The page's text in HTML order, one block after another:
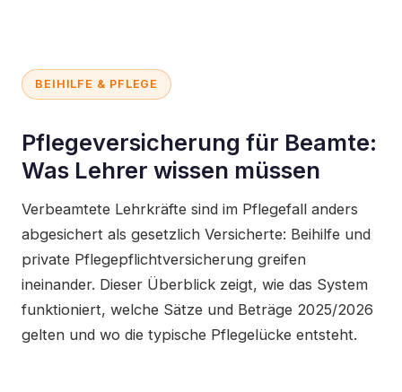
BEIHILFE & PFLEGE
Pflegeversicherung für Beamte:
Was Lehrer wissen müssen
Verbeamtete Lehrkräfte sind im Pflegefall anders
abgesichert als gesetzlich Versicherte: Beihilfe und
private Pflegepflichtversicherung greifen
ineinander. Dieser Überblick zeigt, wie das System
funktioniert, welche Sätze und Beträge 2025/2026
gelten und wo die typische Pflegelücke entsteht.